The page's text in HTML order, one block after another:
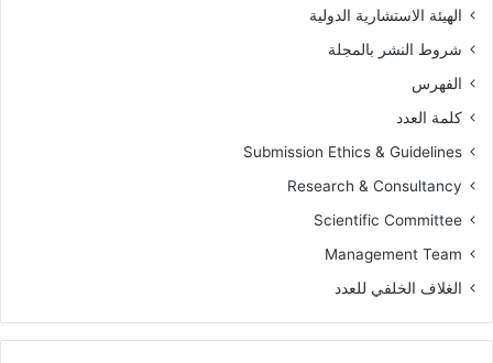
الهيئة الاستشارية الدولية
شروط النشر بالمجلة
الفهرس
كلمة العدد
Submission Ethics & Guidelines
Research & Consultancy
Scientific Committee
Management Team
الغلاف الخلفي للعدد